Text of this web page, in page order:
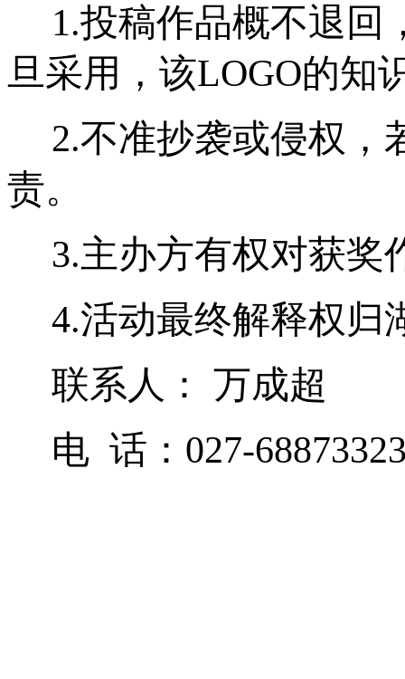
1.投稿作品概不退回
旦采用，该LOGO的知
2.不准抄袭或侵权，
责。
3.主办方有权对获奖
4.活动最终解释权归
联系人： 万成超
电 话：027-